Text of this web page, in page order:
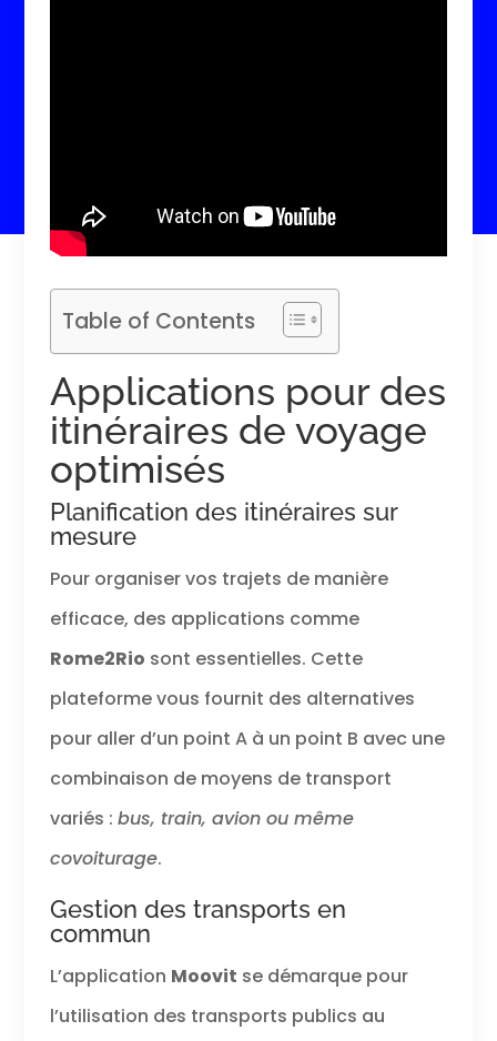
Table of Contents
Applications pour des
itinéraires de voyage
optimisés
Planification des itinéraires sur
mesure
Pour organiser vos trajets de manière
efficace, des applications comme
Rome2Rio sont essentielles. Cette
plateforme vous fournit des alternatives
pour aller d’un point A à un point B avec une
combinaison de moyens de transport
variés : bus, train, avion ou même
covoiturage.
Gestion des transports en
commun
L’application Moovit se démarque pour
l’utilisation des transports publics au